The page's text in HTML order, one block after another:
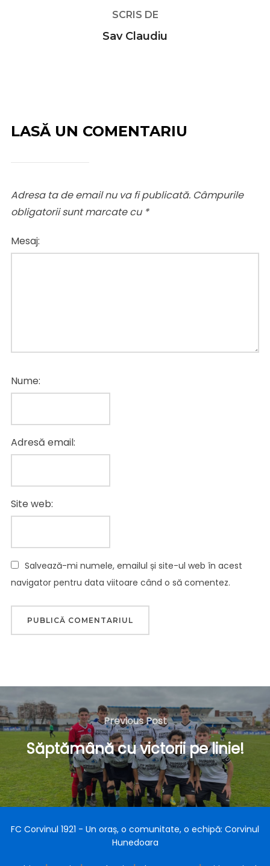
SCRIS DE
Sav Claudiu
LASĂ UN COMENTARIU
Adresa ta de email nu va fi publicată. Câmpurile
obligatorii sunt marcate cu *
Mesaj:
Nume:
Adresă email:
Site web:
Salvează-mi numele, emailul și site-ul web în acest
navigator pentru data viitoare când o să comentez.
Navigare
în
articole
Previous
Post
Previous Post
Săptămână cu victorii pe linie!
FC Corvinul 1921 - Un oraș, o comunitate, o echipă: Corvinul
Hunedoara